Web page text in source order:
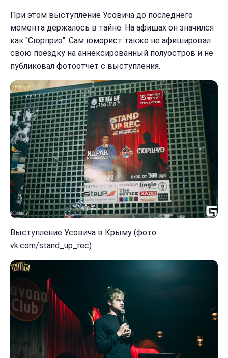
При этом выступление Усовича до последнего
момента держалось в тайне. На афишах он значился
как "Сюрприз". Сам юморист также не афишировал
свою поездку на аннексированный полуостров и не
публиковал фотоотчет с выступления.
Выступление Усовича в Крыму (фото:
vk.com/stand_up_rec)